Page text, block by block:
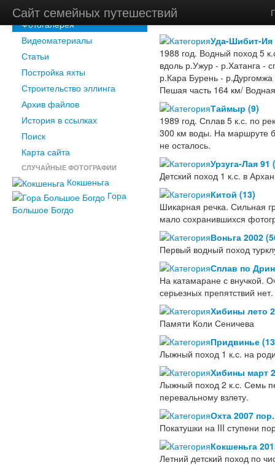
Сайт семейных путешествий
Новости
Фотогалерея
Видеоматериалы
Статьи
Постройка яхты
Строительство эллинга
Архив файлов
История в ссылках
Поиск
Карта сайта
СЛУЧАЙНЫЕ ФОТОГРАФИИ
Кокшеньга
Гора
Большое Богдо
Главная
Уда-Шибит-Ия
1988 год. Водный поход 5
вдоль р.Ужур - р.Хатанга -
р.Кара Бурень -
Пешая часть 164 км/
Таймыр (9)
1989 год. Сплав 5 к.с. по
300 км воды. На маршруте
не осталось.
Урзуга-Лая 91
Детский поход 1 к.с. в
Китой (13)
Шикарная речка. Сильная
мало сохранившихся
Воньга 2002
Первый водный поход
Сплав по
На катамаране с внучкой.
серьезных препятствий
Хибины лето
Памяти Коли Сеничева
Придвинье
Лыжный поход 1 к.с. на
Хибины март
Лыжный поход 2 к.с. Семь
перевальному взлету.
Охта 2007
Покатушки на III ступени
Кокшеньга
Летний детский поход по